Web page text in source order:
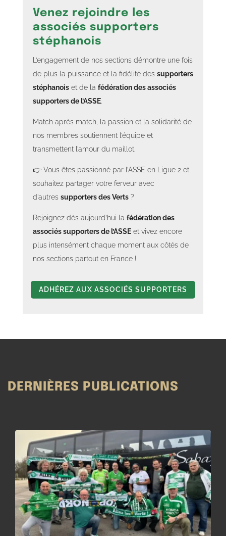
Venez rejoindre les
associés supporters
stéphanois
L’engagement de nos sections démontre une fois
de plus la puissance et la fidélité des supporters
stéphanois et de la fédération des associés
supporters de l’ASSE.
Match après match, la passion et la solidarité de
nos membres soutiennent l’équipe et
transmettent l’amour du maillot.
👉 Vous êtes passionné par l’ASSE en Ligue 2 et
souhaitez partager votre ferveur avec
d’autres supporters des Verts ?
Rejoignez dès aujourd’hui la fédération des
associés supporters de l’ASSE et vivez encore
plus intensément chaque moment aux côtés de
nos sections partout en France !
ADHÉREZ AUX ASSOCIÉS SUPPORTERS
DERNIÈRES PUBLICATIONS